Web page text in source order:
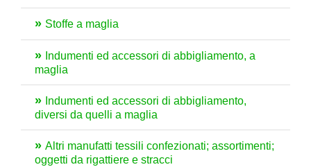
Stoffe a maglia
Indumenti ed accessori di abbigliamento, a
maglia
Indumenti ed accessori di abbigliamento,
diversi da quelli a maglia
Altri manufatti tessili confezionati; assortimenti;
oggetti da rigattiere e stracci